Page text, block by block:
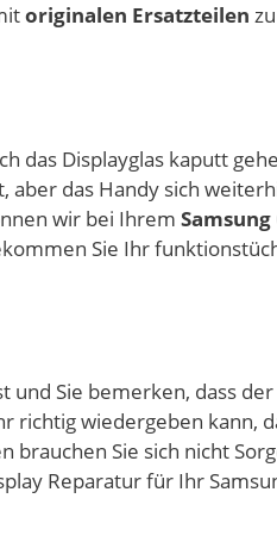
originalen Ersatzteilen
das Displayglas kaputt
aber das Handy sich
wir bei Ihrem Samsung
Sie Ihr
und Sie bemerken, dass
richtig wiedergeben kann,
brauchen Sie sich nicht
Reparatur für Ihr